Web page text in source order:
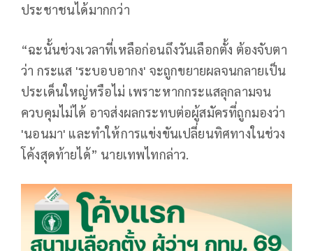
ประชาชนได้มากกว่า
“ฉะนั้นช่วงเวลาที่เหลือก่อนถึงวันเลือกตั้ง ต้องจับตา
ว่า กระแส 'ระบอบอากง' จะถูกขยายผลจนกลายเป็น
ประเด็นใหญ่หรือไม่ เพราะหากกระแสลุกลามจน
ควบคุมไม่ได้ อาจส่งผลกระทบต่อผู้สมัครที่ถูกมองว่า
'นอนมา' และทำให้การแข่งขันเปลี่ยนทิศทางในช่วง
โค้งสุดท้ายได้” นายเทพไทกล่าว.